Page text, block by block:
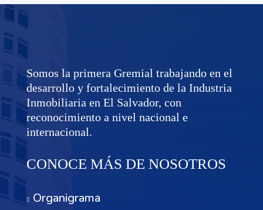
Somos la primera Gremial trabajando en el
desarrollo y fortalecimiento de la Industria
Inmobiliaria en El Salvador, con
reconocimiento a nivel nacional e
internacional.
CONOCE MÁS DE NOSOTROS
Organigrama